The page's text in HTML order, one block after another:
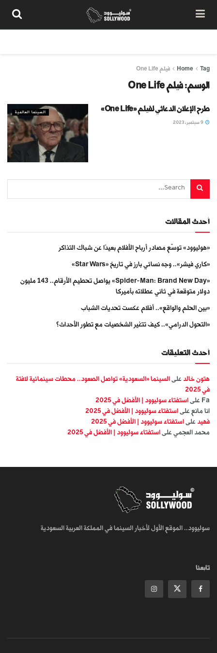
Home Tag فيلم One Life
الوسم:فيلم One Life
السينما العالمية طرح الإعلان الدعائي لفيلم «One Life»
أحدث المقالات
«هوليوود» توسّع مصادر أرباح الأفلام بعيدًا عن شباك التذاكر
«كاري فيشر».. وجه نسائي بارز في تاريخ «Star Wars»
«Spider-Man: Brand New Day» يواصل تحطيم الأرقام.. 143 مليون
دولار متوقعة في ثاني عطلاته بأميركا
«بين الحلم والواقع».. أفلام عكست تحديات الشباب
«التحول الدرامي».. كيف تتغير الشخصيات مع تطور الأحداث؟
أحدث التعليقات
هتون خالد على السينما «السعودية» تواصل الصعود.. محطات سينمائية لافتة
في 2025
Fa على استفتاء سوليوود | الأفضل في 2025
انا مانع على استفتاء سوليوود | الأفضل في 2025
فهيد على استفتاء سوليوود | الأفضل في 2025
محمد العجمي على استفتاء سوليوود | الأفضل في 2025
سوليوود.. الموقع الأول لأخبار السينما في المملكة العربية السعودية
تابعنا